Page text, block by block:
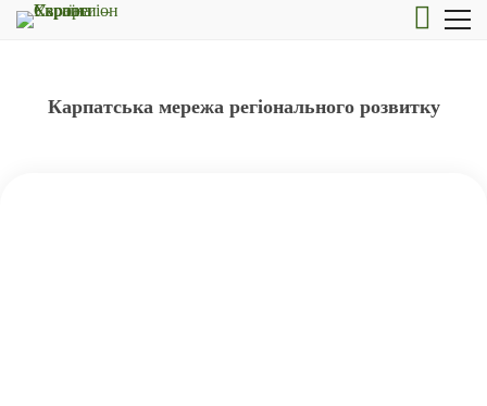
Карпатська мережа регіонального розвитку